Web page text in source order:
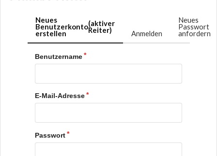
Neues
Benutzerkonto
erstellen
(aktiver
Reiter) Anmelden
Neues
Passwort
anfordern
Benutzername
E-Mail-Adresse
Passwort